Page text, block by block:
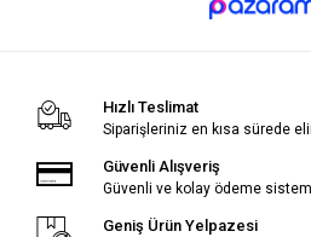
Hızlı Teslimat
Siparişleriniz en kısa sürede
Güvenli Alışveriş
Güvenli ve kolay ödeme
Geniş Ürün Yelpazesi